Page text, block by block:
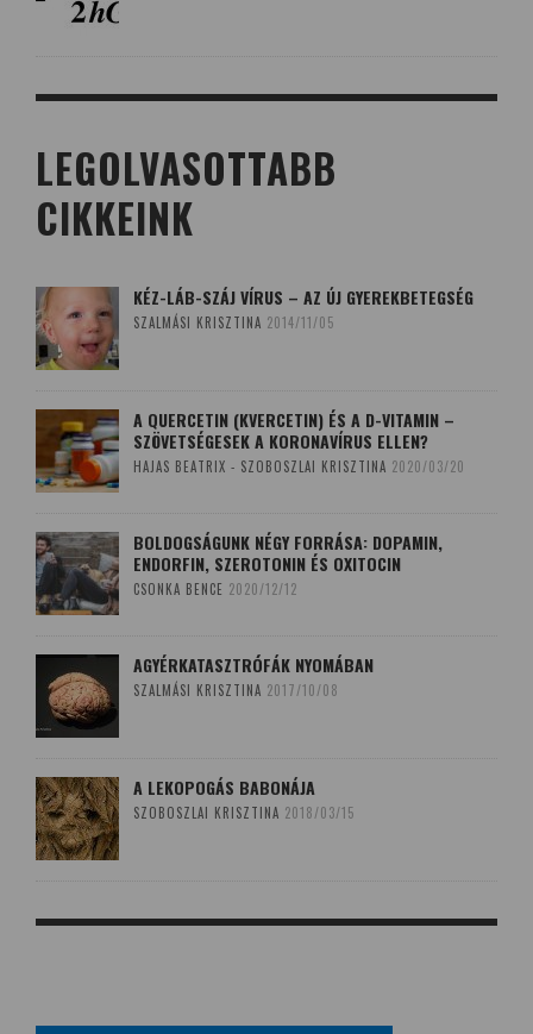
LEGOLVASOTTABB
CIKKEINK
KÉZ-LÁB-SZÁJ VÍRUS – AZ ÚJ GYEREKBETEGSÉG
SZALMÁSI KRISZTINA 2014/11/05
A QUERCETIN (KVERCETIN) ÉS A D-VITAMIN –
SZÖVETSÉGESEK A KORONAVÍRUS ELLEN?
HAJAS BEATRIX - SZOBOSZLAI KRISZTINA 2020/03/20
BOLDOGSÁGUNK NÉGY FORRÁSA: DOPAMIN,
ENDORFIN, SZEROTONIN ÉS OXITOCIN
CSONKA BENCE 2020/12/12
AGYÉRKATASZTRÓFÁK NYOMÁBAN
SZALMÁSI KRISZTINA 2017/10/08
A LEKOPOGÁS BABONÁJA
SZOBOSZLAI KRISZTINA 2018/03/15